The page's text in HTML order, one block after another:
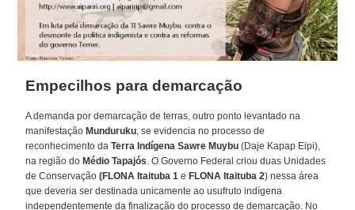
Empecilhos para demarcação
A demanda por demarcação de terras, outro ponto levantado na
manifestação Munduruku, se evidencia no processo de
reconhecimento daTerra Indígena Sawre Muybu (Daje Kapap Eipi),
na região do Médio Tapajós. O Governo Federal criou duas Unidades
de Conservação(FLONA Itaituba 1 e FLONA Itaituba 2) nessa área
que deveria ser destinada unicamente ao usufruto indígena
independentemente da finalização do processo de demarcação. No